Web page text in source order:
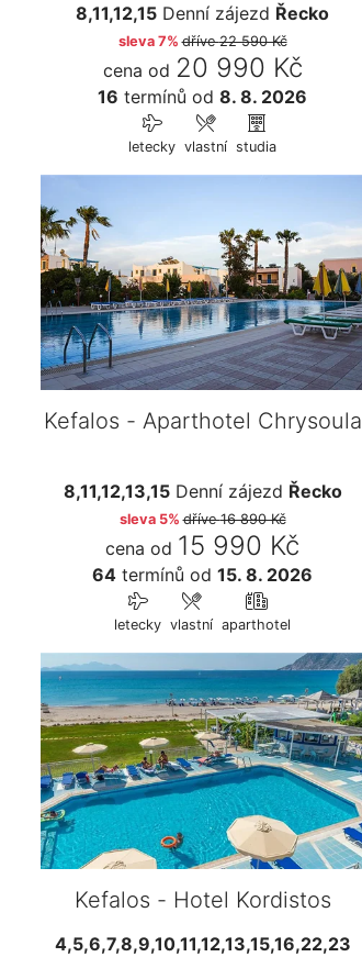
8,11,12,15 Denní zájezd Řecko
sleva 7% dříve22 590 Kč
cena od 20 990 Kč
16 termínů od 8. 8. 2026
letecky vlastní studia
Kefalos - Aparthotel Chrysoula
8,11,12,13,15Denní zájezd Řecko
sleva 5% dříve16 890 Kč
cena od 15 990 Kč
64 termínů od 15. 8. 2026
letecky vlastní aparthotel
Kefalos - Hotel Kordistos
4,5,6,7,8,9,10,11,12,13,15,16,22,23